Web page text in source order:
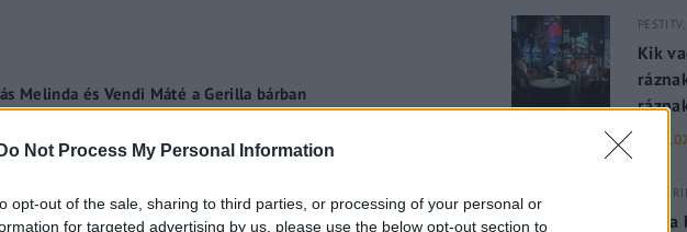
Do Not Process My Personal Information
opt-out of the sale, sharing to third parties, or processing of your personal or
for targeted advertising by us, please use the below opt-out section to
Melinda és Vendi Máté a Gerilla bárban
O-Funk – Csányi István a Gerilla Bárban
PESTITV
Kik
PESTI
Dúl